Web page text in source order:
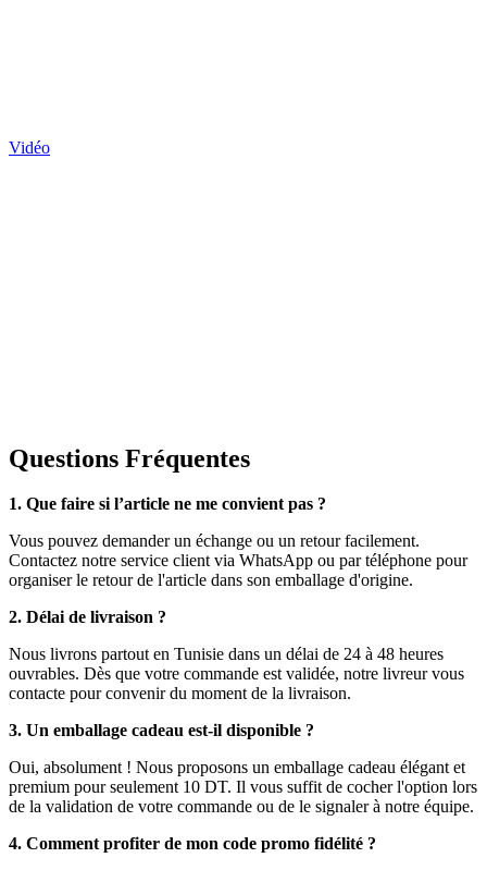
Vidéo
Questions Fréquentes
1. Que faire si l’article ne me convient pas ?
Vous pouvez demander un échange ou un retour facilement.
Contactez notre service client via WhatsApp ou par téléphone pour
organiser le retour de l'article dans son emballage d'origine.
2. Délai de livraison ?
Nous livrons partout en Tunisie dans un délai de 24 à 48 heures
ouvrables. Dès que votre commande est validée, notre livreur vous
contacte pour convenir du moment de la livraison.
3. Un emballage cadeau est-il disponible ?
Oui, absolument ! Nous proposons un emballage cadeau élégant et
premium pour seulement 10 DT. Il vous suffit de cocher l'option lors
de la validation de votre commande ou de le signaler à notre équipe.
4. Comment profiter de mon code promo fidélité ?